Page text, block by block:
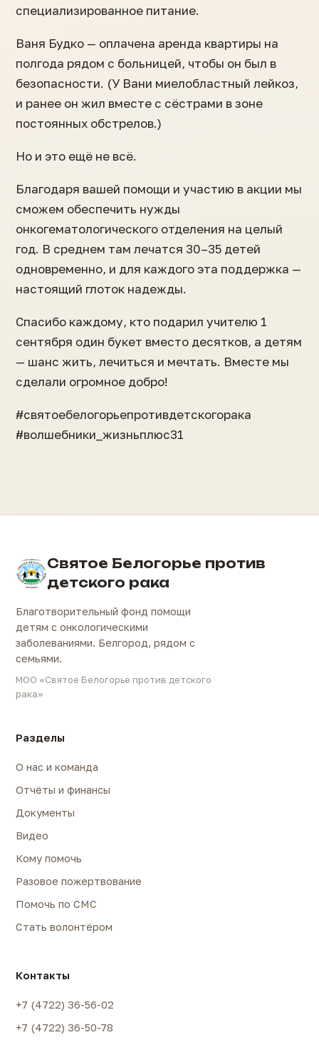
специализированное питание.
Ваня Будко — оплачена аренда квартиры на
полгода рядом с больницей, чтобы он был в
безопасности. (У Вани миелобластный лейкоз,
и ранее он жил вместе с сёстрами в зоне
постоянных обстрелов.)
Но и это ещё не всё.
Благодаря вашей помощи и участию в акции мы
сможем обеспечить нужды
онкогематологического отделения на целый
год. В среднем там лечатся 30–35 детей
одновременно, и для каждого эта поддержка —
настоящий глоток надежды.
Спасибо каждому, кто подарил учителю 1
сентября один букет вместо десятков, а детям
— шанс жить, лечиться и мечтать. Вместе мы
сделали огромное добро!
#святоебелогорьепротивдетскогорака
#волшебники_жизньплюс31
Святое Белогорье против
детского рака
Благотворительный фонд помощи
детям с онкологическими
заболеваниями. Белгород, рядом с
семьями.
МОО «Святое Белогорье против детского
рака»
Разделы
О нас и команда
Отчёты и финансы
Документы
Видео
Кому помочь
Разовое пожертвование
Помочь по СМС
Стать волонтёром
Контакты
+7 (4722) 36-56-02
+7 (4722) 36-50-78